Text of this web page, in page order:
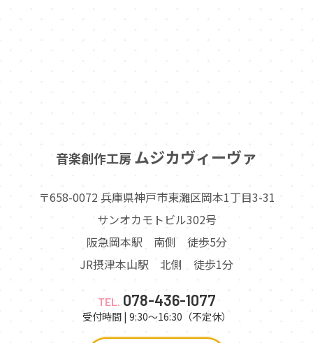
音楽創作工房 ムジカヴィーヴァ
〒658-0072 兵庫県神戸市東灘区岡本1丁目3-31
サンオカモトビル302号
阪急岡本駅 南側 徒歩5分
JR摂津本山駅 北側 徒歩1分
TEL. 078-436-1077
受付時間 | 9:30～16:30（不定休）